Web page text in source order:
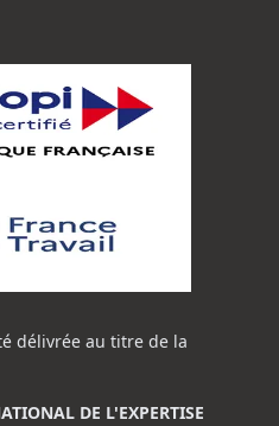
délivrée au titre de la
DE L'EXPERTISE